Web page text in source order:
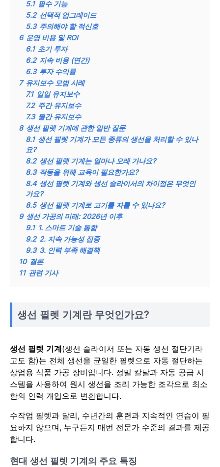
5.1 필수 기능
5.2 선택적 업그레이드
5.3 주의해야 할 적신호
6 운영 비용 및 ROI
6.1 초기 투자
6.2 지속 비용 (연간)
6.3 투자 수익률
7 유지보수 모범 사례
7.1 일일 유지보수
7.2 주간 유지보수
7.3 월간 유지보수
8 생선 필렛 기계에 관한 일반 질문
8.1 생선 필렛 기계가 모든 종류의 생선을 처리할 수 있나
요?
8.2 생선 필렛 기계는 얼마나 오래 가나요?
8.3 작동을 위해 교육이 필요한가요?
8.4 생선 필렛 기계와 생선 슬라이서의 차이점은 무엇인
가요?
8.5 생선 필렛 기계로 고기를 자를 수 있나요?
9 생선 가공의 미래: 2026년 이후
9.1 1. 스마트 기술 통합
9.2 2. 지속 가능성 집중
9.3 3. 인력 부족 해결책
10 결론
11 관련 기사
생선 필렛 기계란 무엇인가요?
생선 필렛 기계(생선 슬라이서 또는 자동 생선 절단기라
고도 함)는 전체 생선을 균일한 필렛으로 자동 절단하는
상업용 식품 가공 장비입니다. 정밀 칼날과 자동 공급 시
스템을 사용하여 원시 생선을 조리 가능한 조각으로 최소
한의 인력 개입으로 변환합니다.
수작업 필렛과 달리, 수년간의 훈련과 지속적인 연습이 필
요하지 않으며, 누구든지 매번 전문가 수준의 결과를 제공
합니다.
현대 생선 필렛 기계의 주요 특징